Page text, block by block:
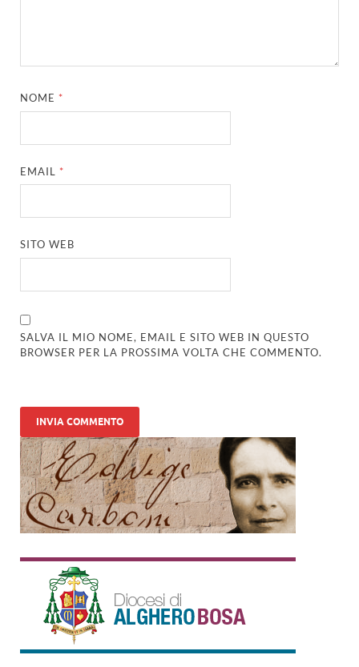
NOME *
EMAIL *
SITO WEB
SALVA IL MIO NOME, EMAIL E SITO WEB IN QUESTO
BROWSER PER LA PROSSIMA VOLTA CHE COMMENTO.